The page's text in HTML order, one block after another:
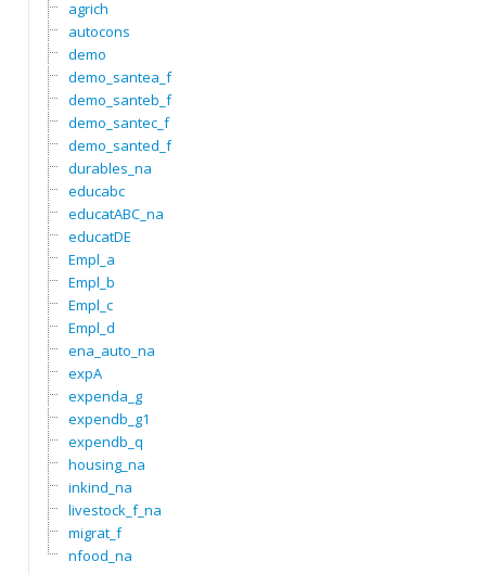
agrich
autocons
demo
demo_santea_f
demo_santeb_f
demo_santec_f
demo_santed_f
durables_na
educabc
educatABC_na
educatDE
Empl_a
Empl_b
Empl_c
Empl_d
ena_auto_na
expA
expenda_g
expendb_g1
expendb_q
housing_na
inkind_na
livestock_f_na
migrat_f
nfood_na